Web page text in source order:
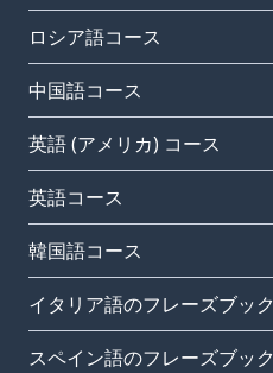
ロシア語コース
中国語コース
英語 (アメリカ) コース
英語コース
韓国語コース
イタリア語のフレーズブック
スペイン語のフレーズブック